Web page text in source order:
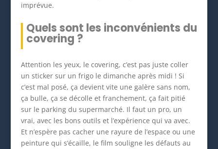
imprévue.
Quels sont les inconvénients du
covering ?
Attention les yeux, le covering, c’est pas juste coller
un sticker sur un frigo le dimanche après midi ! Si
c’est mal posé, ça devient vite une galère sans nom,
ça bulle, ça se décolle et franchement, ça fait pitié
sur le parking du supermarché. Il faut un pro, un
vrai, avec les bons outils et l’expérience qui va avec.
Et n’espère pas cacher une rayure de l’espace ou une
peinture qui s’écaille, le film souligne les défauts au